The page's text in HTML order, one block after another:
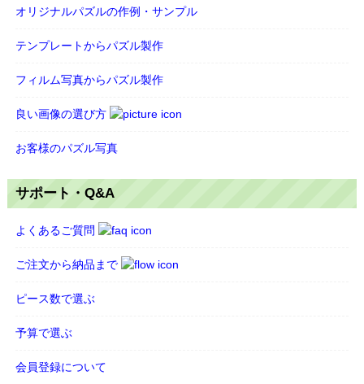
オリジナルパズルの作例・サンプル
テンプレートからパズル製作
フィルム写真からパズル製作
良い画像の選び方
お客様のパズル写真
サポート・Q&A
よくあるご質問
ご注文から納品まで
ピース数で選ぶ
予算で選ぶ
会員登録について